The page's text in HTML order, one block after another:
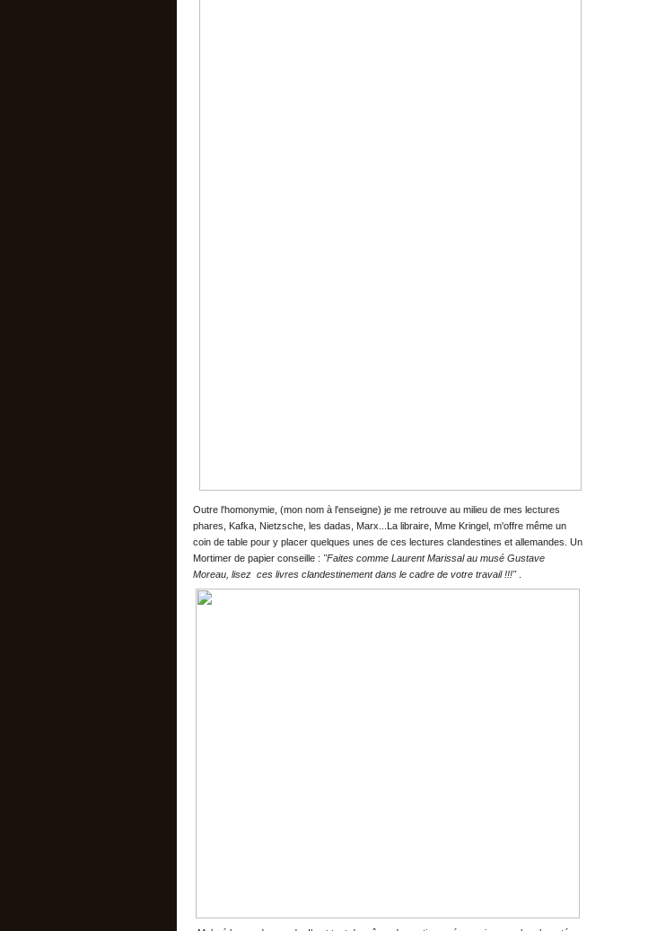
Outre l'homonymie, (mon nom à l'enseigne) je me retrouve au milieu de mes lectures
phares, Kafka, Nietzsche, les dadas, Marx...La libraire, Mme Kringel, m'offre même un
coin de table pour y placer quelques unes de ces lectures clandestines et allemandes. Un
Mortimer de papier conseille : "Faites comme Laurent Marissal au musé Gustave
Moreau, lisez ces livres clandestinement dans le cadre de votre travail !!!".